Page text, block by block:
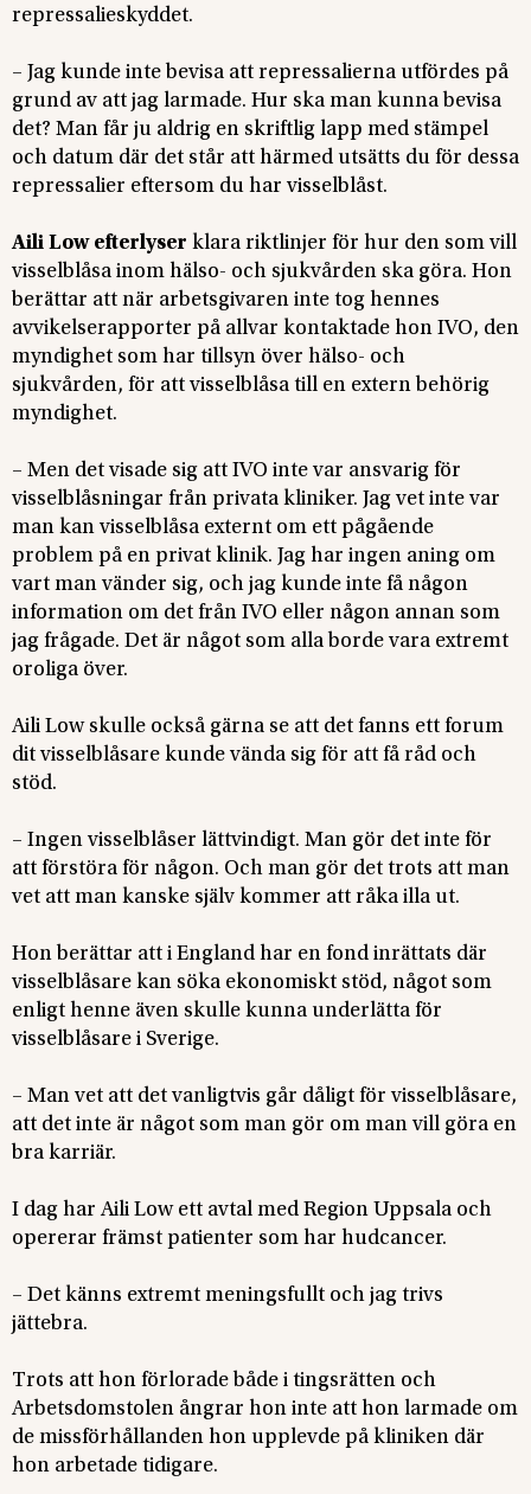
repressalieskyddet.
– Jag kunde inte bevisa att repressalierna utfördes på
grund av att jag larmade. Hur ska man kunna bevisa
det? Man får ju aldrig en skriftlig lapp med stämpel
och datum där det står att härmed utsätts du för dessa
repressalier eftersom du har visselblåst.
Aili Low efterlyser klara riktlinjer för hur den som vill
visselblåsa inom hälso- och sjukvården ska göra. Hon
berättar att när arbetsgivaren inte tog hennes
avvikelserapporter på allvar kontaktade hon IVO, den
myndighet som har tillsyn över hälso- och
sjukvården, för att visselblåsa till en extern behörig
myndighet.
– Men det visade sig att IVO inte var ansvarig för
visselblåsningar från privata kliniker. Jag vet inte var
man kan visselblåsa externt om ett pågående
problem på en privat klinik. Jag har ingen aning om
vart man vänder sig, och jag kunde inte få någon
information om det från IVO eller någon annan som
jag frågade. Det är något som alla borde vara extremt
oroliga över.
Aili Low skulle också gärna se att det fanns ett forum
dit visselblåsare kunde vända sig för att få råd och
stöd.
– Ingen visselblåser lättvindigt. Man gör det inte för
att förstöra för någon. Och man gör det trots att man
vet att man kanske själv kommer att råka illa ut.
Hon berättar att i England har en fond inrättats där
visselblåsare kan söka ekonomiskt stöd, något som
enligt henne även skulle kunna underlätta för
visselblåsare i Sverige.
– Man vet att det vanligtvis går dåligt för visselblåsare,
att det inte är något som man gör om man vill göra en
bra karriär.
I dag har Aili Low ett avtal med Region Uppsala och
opererar främst patienter som har hudcancer.
– Det känns extremt meningsfullt och jag trivs
jättebra.
Trots att hon förlorade både i tingsrätten och
Arbetsdomstolen ångrar hon inte att hon larmade om
de missförhållanden hon upplevde på kliniken där
hon arbetade tidigare.